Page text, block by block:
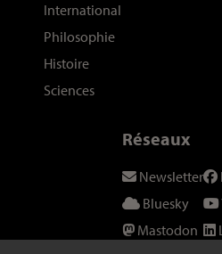
International
Philosophie
Histoire
Sciences
Réseaux
Newsletter
Bluesky
Mastodon